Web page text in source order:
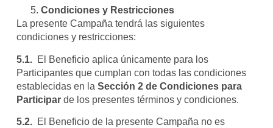
Condiciones y Restricciones
La presente Campaña tendrá las siguientes
condiciones y restricciones:
5.1.El Beneficio aplica únicamente para los
Participantes que cumplan con todas las condiciones
establecidas en la Sección 2 de Condiciones para
Participarde los presentes términos y condiciones.
5.2.El Beneficio de la presente Campaña no es